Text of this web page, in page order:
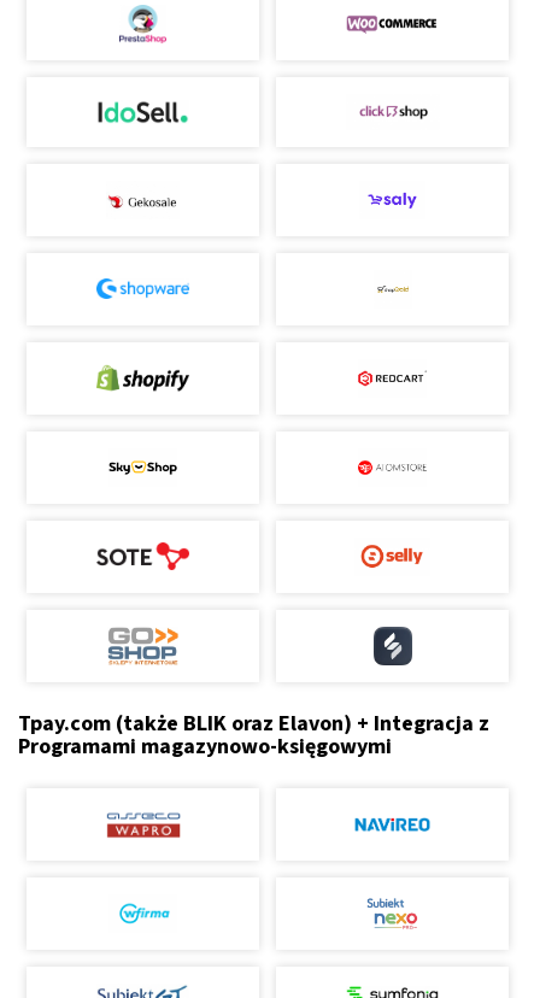
Tpay.com (także BLIK oraz Elavon) + Integracja z
Programami magazynowo-księgowymi